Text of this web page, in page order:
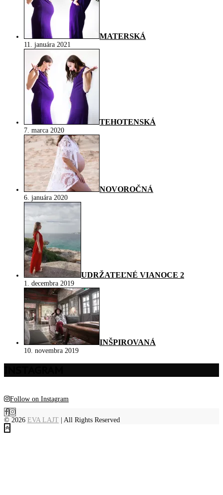
MATERSKÁ
11. januára 2021
TEHOTENSKÁ
7. marca 2020
NOVOROČNÁ
6. januára 2020
UDRŽATEĽNÉ VIANOCE 2
1. decembra 2019
INŠPIROVANÁ
10. novembra 2019
Follow on Instagram
© 2026 EVA LAJT | All Rights Reserved